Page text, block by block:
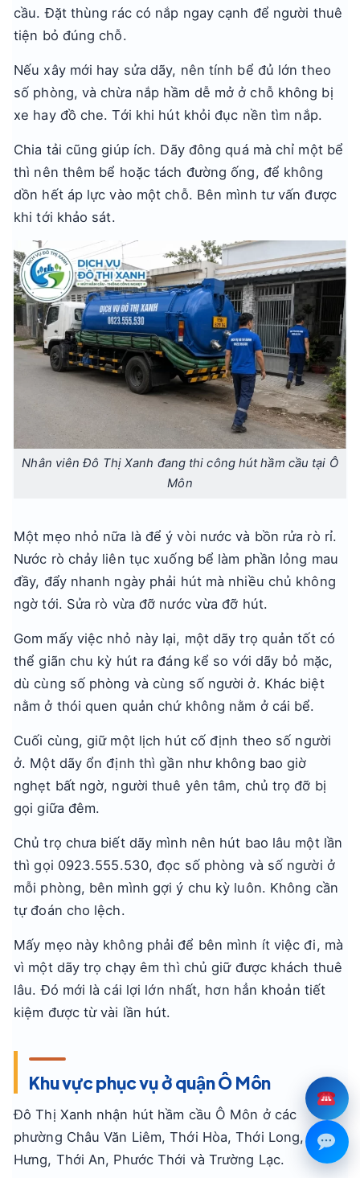
cầu. Đặt thùng rác có nắp ngay cạnh để người thuê
tiện bỏ đúng chỗ.
Nếu xây mới hay sửa dãy, nên tính bể đủ lớn theo
số phòng, và chừa nắp hầm dễ mở ở chỗ không bị
xe hay đồ che. Tới khi hút khỏi đục nền tìm nắp.
Chia tải cũng giúp ích. Dãy đông quá mà chỉ một bể
thì nên thêm bể hoặc tách đường ống, để không
dồn hết áp lực vào một chỗ. Bên mình tư vấn được
khi tới khảo sát.
Nhân viên Đô Thị Xanh đang thi công hút hầm cầu tại Ô
Môn
Một mẹo nhỏ nữa là để ý vòi nước và bồn rửa rò rỉ.
Nước rò chảy liên tục xuống bể làm phần lỏng mau
đầy, đẩy nhanh ngày phải hút mà nhiều chủ không
ngờ tới. Sửa rò vừa đỡ nước vừa đỡ hút.
Gom mấy việc nhỏ này lại, một dãy trọ quản tốt có
thể giãn chu kỳ hút ra đáng kể so với dãy bỏ mặc,
dù cùng số phòng và cùng số người ở. Khác biệt
nằm ở thói quen quản chứ không nằm ở cái bể.
Cuối cùng, giữ một lịch hút cố định theo số người
ở. Một dãy ổn định thì gần như không bao giờ
nghẹt bất ngờ, người thuê yên tâm, chủ trọ đỡ bị
gọi giữa đêm.
Chủ trọ chưa biết dãy mình nên hút bao lâu một lần
thì gọi 0923.555.530, đọc số phòng và số người ở
mỗi phòng, bên mình gợi ý chu kỳ luôn. Không cần
tự đoán cho lệch.
Mấy mẹo này không phải để bên mình ít việc đi, mà
vì một dãy trọ chạy êm thì chủ giữ được khách thuê
lâu. Đó mới là cái lợi lớn nhất, hơn hẳn khoản tiết
kiệm được từ vài lần hút.
Khu vực phục vụ ở quận Ô Môn
Đô Thị Xanh nhận hút hầm cầu Ô Môn ở các
phường Châu Văn Liêm, Thới Hòa, Thới Long, Long
Hưng, Thới An, Phước Thới và Trường Lạc.